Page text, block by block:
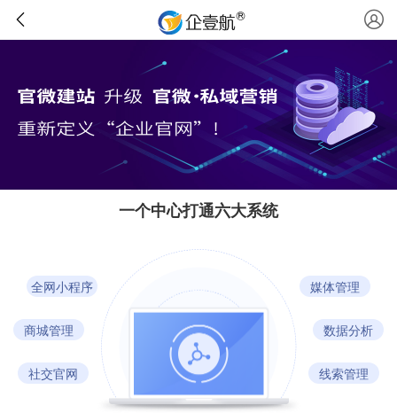
一个中心打通六大系统
全网小程序 媒体管理
商城管理 数据分析
社交官网 线索管理